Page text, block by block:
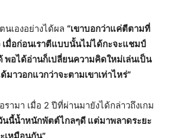
เองอย่างได้ผล “เขาบอกว่าแค่ตีตามที่
เมื่อก่อนเราตีแบบนั้นไม่ได้กะจะแชมป์
อได้อ่านก็เปลี่ยนความคิดใหม่เล่นเป็น
าวอกแวกว่าจะตามเขาเท่าไหร่”
ามา เมื่อ 2 ปีที่ผ่านมายังได้กล่าวถึงเกม
นี้น้ำหนักพัตต์ไกลๆดี แต่มาพลาดระยะ